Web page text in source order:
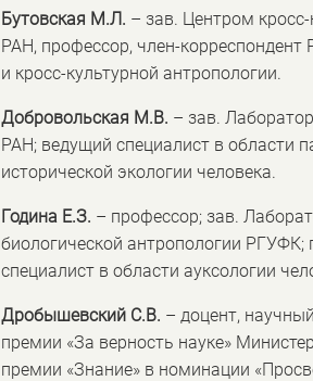
Бутовская М.Л. – зав. Центром
РАН, профессор, член-
и кросс-культурной антропологии.
Добровольская М.В. – зав.
РАН; ведущий специалист в области
исторической экологии человека.
Година Е.З. – профессор; зав.
биологической антропологии РГУФК;
специалист в области ауксологии
Дробышевский С.В. – доцент,
премии «За верность науке»
премии «Знание» в номинации